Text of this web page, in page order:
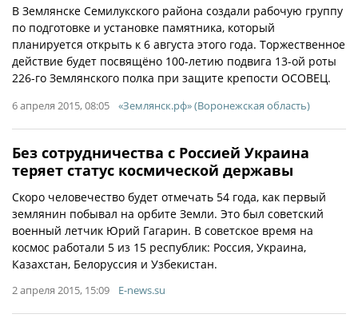
В Землянске Семилукского района создали рабочую группу
по подготовке и установке памятника, который
планируется открыть к 6 августа этого года. Торжественное
действие будет посвящёно 100-летию подвига 13-ой роты
226-го Землянского полка при защите крепости ОСОВЕЦ.
6 апреля 2015, 08:05 «Землянск.рф» (Воронежская область)
Без сотрудничества с Россией Украина
теряет статус космической державы
Скоро человечество будет отмечать 54 года, как первый
землянин побывал на орбите Земли. Это был советский
военный летчик Юрий Гагарин. В советское время на
космос работали 5 из 15 республик: Россия, Украина,
Казахстан, Белоруссия и Узбекистан.
2 апреля 2015, 15:09 E-news.su